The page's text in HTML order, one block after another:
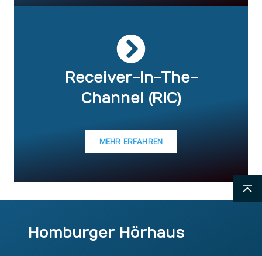
Receiver-In-The-
Channel (RIC)
MEHR ERFAHREN
Homburger Hörhaus